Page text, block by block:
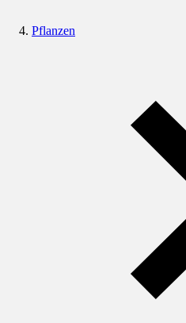
Pflanzen